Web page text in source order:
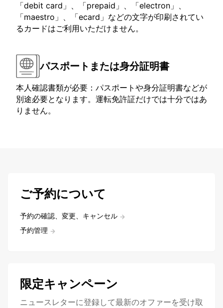
「debit card」、「prepaid」、「electron」、
「maestro」、「ecard」などの文字が印刷されてい
るカードはご利用いただけません。
パスポートまたは身分証明書
本人確認書類が必要：パスポートや身分証明書などが
別途必要となります。運転免許証だけでは十分ではあ
りません。
ご予約について
予約の確認、変更、キャンセル
予約管理
限定キャンペーン
ニュースレターに登録して最新のオファーを受け取